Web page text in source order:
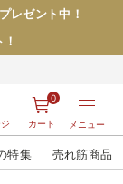
レゼント中！
カート
0
メニュー
特集 売れ筋商品